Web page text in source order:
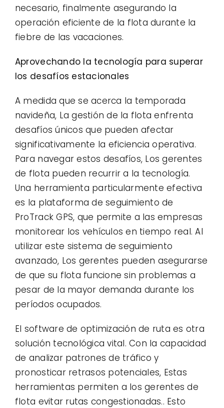
necesario, finalmente asegurando la
operación eficiente de la flota durante la
fiebre de las vacaciones.
Aprovechando la tecnología para superar
los desafíos estacionales
A medida que se acerca la temporada
navideña, La gestión de la flota enfrenta
desafíos únicos que pueden afectar
significativamente la eficiencia operativa.
Para navegar estos desafíos, Los gerentes
de flota pueden recurrir a la tecnología.
Una herramienta particularmente efectiva
es la plataforma de seguimiento de
ProTrack GPS, que permite a las empresas
monitorear los vehículos en tiempo real. Al
utilizar este sistema de seguimiento
avanzado, Los gerentes pueden asegurarse
de que su flota funcione sin problemas a
pesar de la mayor demanda durante los
períodos ocupados.
El software de optimización de ruta es otra
solución tecnológica vital. Con la capacidad
de analizar patrones de tráfico y
pronosticar retrasos potenciales, Estas
herramientas permiten a los gerentes de
flota evitar rutas congestionadas.. Esto